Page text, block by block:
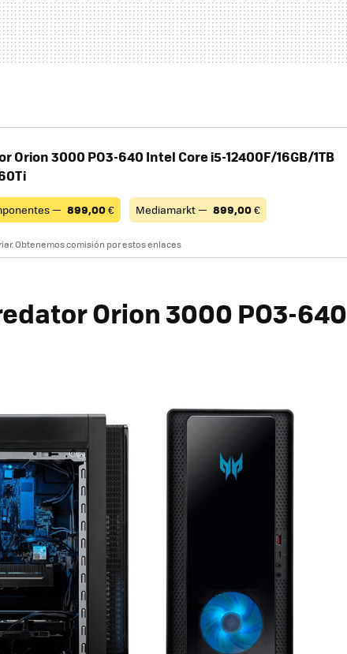
Orion 3000 PO3-640 Intel Core i5-12400F/16GB/1TB
— 899,00€ Mediamarkt — 899,00€
Obtenemos comisión por estos enlaces
Orion 3000 PO3-640